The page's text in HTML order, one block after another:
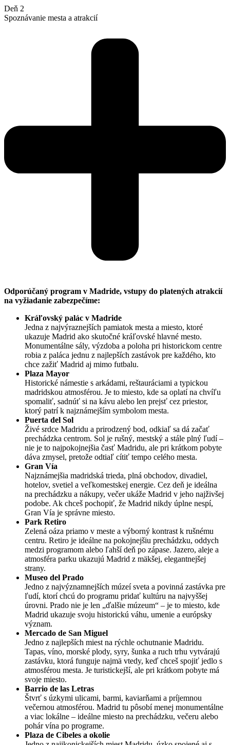
Deň 2
Spoznávanie mesta a atrakcií
Odporúčaný program v Madride, vstupy do platených atrakcií
na vyžiadanie zabezpečíme:
Kráľovský palác v Madride
Jedna z najvýraznejších pamiatok mesta a miesto, ktoré
ukazuje Madrid ako skutočné kráľovské hlavné mesto.
Monumentálne sály, výzdoba a poloha pri historickom centre
robia z paláca jednu z najlepších zastávok pre každého, kto
chce zažiť Madrid aj mimo futbalu.
Plaza Mayor
Historické námestie s arkádami, reštauráciami a typickou
madridskou atmosférou. Je to miesto, kde sa oplatí na chvíľu
spomaliť, sadnúť si na kávu alebo len prejsť cez priestor,
ktorý patrí k najznámejším symbolom mesta.
Puerta del Sol
Živé srdce Madridu a prirodzený bod, odkiaľ sa dá začať
prechádzka centrom. Sol je rušný, mestský a stále plný ľudí –
nie je to najpokojnejšia časť Madridu, ale pri krátkom pobyte
dáva zmysel, pretože odtiaľ cítiť tempo celého mesta.
Gran Vía
Najznámejšia madridská trieda, plná obchodov, divadiel,
hotelov, svetiel a veľkomestskej energie. Cez deň je ideálna
na prechádzku a nákupy, večer ukáže Madrid v jeho najživšej
podobe. Ak chceš pochopiť, že Madrid nikdy úplne nespí,
Gran Vía je správne miesto.
Park Retiro
Zelená oáza priamo v meste a výborný kontrast k rušnému
centru. Retiro je ideálne na pokojnejšiu prechádzku, oddych
medzi programom alebo ľahší deň po zápase. Jazero, aleje a
atmosféra parku ukazujú Madrid z mäkšej, elegantnejšej
strany.
Museo del Prado
Jedno z najvýznamnejších múzeí sveta a povinná zastávka pre
ľudí, ktorí chcú do programu pridať kultúru na najvyššej
úrovni. Prado nie je len „ďalšie múzeum“ – je to miesto, kde
Madrid ukazuje svoju historickú váhu, umenie a európsky
význam.
Mercado de San Miguel
Jedno z najlepších miest na rýchle ochutnanie Madridu.
Tapas, víno, morské plody, syry, šunka a ruch trhu vytvárajú
zastávku, ktorá funguje najmä vtedy, keď chceš spojiť jedlo s
atmosférou mesta. Je turistickejší, ale pri krátkom pobyte má
svoje miesto.
Barrio de las Letras
Štvrť s úzkymi ulicami, barmi, kaviarňami a príjemnou
večernou atmosférou. Madrid tu pôsobí menej monumentálne
a viac lokálne – ideálne miesto na prechádzku, večeru alebo
pohár vína po programe.
Plaza de Cibeles a okolie